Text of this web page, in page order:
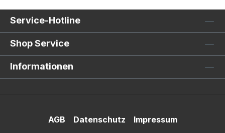
Service-Hotline
Shop Service
Informationen
AGB Datenschutz Impressum